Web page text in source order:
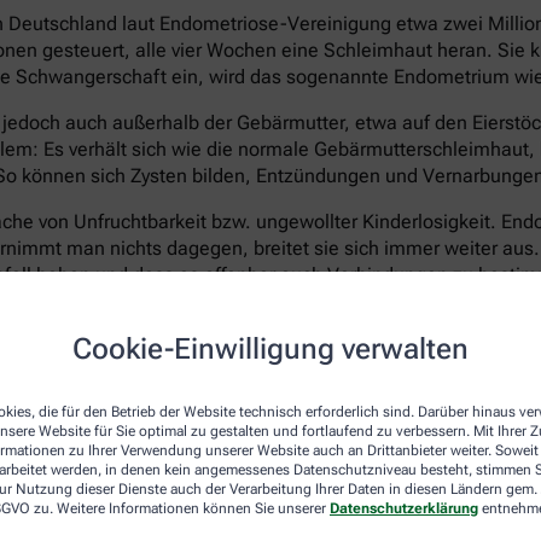
Cookie-Einwilligung verwalten
die für den Betrieb der Website technisch erforderlich sind. Darüber hinaus
Website für Sie optimal zu gestalten und fortlaufend zu verbessern. Mit Ihrer
zu Ihrer Verwendung unserer Website auch an Drittanbieter weiter. Soweit
werden, in denen kein angemessenes Datenschutzniveau besteht, stimmen
Nutzung dieser Dienste auch der Verarbeitung Ihrer Daten in diesen Ländern
zu. Weitere Informationen können Sie unserer Datenschutzerklärung
laut Endometriose-Vereinigung etwa zwei
gesteuert, alle vier Wochen eine Schleimhaut heran. Sie
Schwangerschaft ein, wird das sogenannte Endometrium
auch außerhalb der Gebärmutter, etwa auf den
Es verhält sich wie die normale
können sich Zysten bilden, Entzündungen und
von Unfruchtbarkeit bzw. ungewollter Kinderlosigkeit.
man nichts dagegen, breitet sie sich immer weiter
haben und dass es offenbar auch Verbindungen zu
nicht eindeutig geklärt. Ein fehlerhaft arbeitendes
erbliche Faktoren. Heilbar ist die Erkrankung bis heute
das Wachstum von neuen Wucherungen verhindern. Eine
mit Kinderwunsch kommt sie meist nicht infrage. Operativ
oder entfernt werden.
Kinderwunsch mehr hat, kann als radikale Option auch
die Symptome zwar dauerhaft verschwinden, versetzt